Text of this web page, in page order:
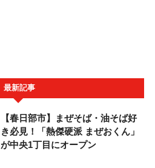
最新記事
【春日部市】まぜそば・油そば好
き必見！「熱傑硬派 まぜおくん」
が中央1丁目にオープン